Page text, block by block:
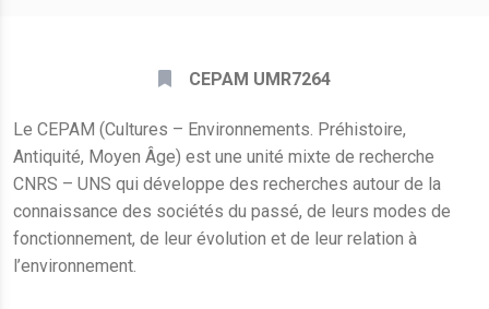
CEPAM UMR7264
Le CEPAM (Cultures – Environnements. Préhistoire,
Antiquité, Moyen Âge) est une unité mixte de recherche
CNRS – UNS qui développe des recherches autour de la
connaissance des sociétés du passé, de leurs modes de
fonctionnement, de leur évolution et de leur relation à
l’environnement.